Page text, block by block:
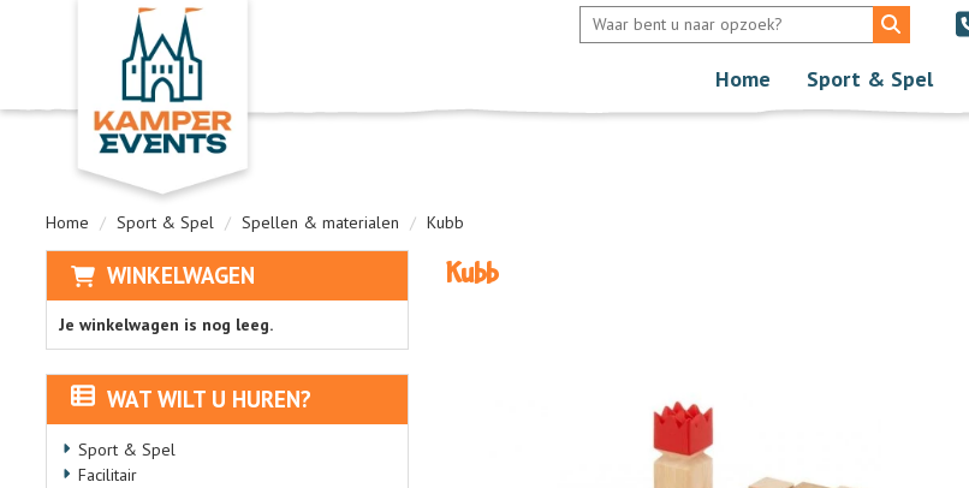
Home Sport & Spel
Home Sport & Spel Spellen & materialen Kubb
WINKELWAGEN
Je winkelwagen is nog leeg.
WAT WILT U HUREN?
Sport & Spel
Facilitair
Kubb